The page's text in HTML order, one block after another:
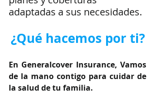
adaptadas a sus necesidades.
¿Qué hacemos por ti?
En Generalcover Insurance, Vamos
de la mano contigo para cuidar de
la salud de tu familia.